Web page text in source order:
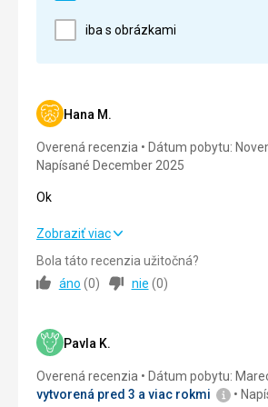
Strava
Pestrá formou bufetovych stolov
Služby
Dobré
iba s obrázkami
Hana M.
Overená recenzia
Dátum pobytu:
Napísané December 2025
Ok
Ok
Strava
Služby
Šport
Zobraziť viac
Bola táto recenzia užitočná?
áno (0) nie (0)
Pavla K.
Overená recenzia Dátum pobytu:
vytvorená pred 3 a viac rokmi